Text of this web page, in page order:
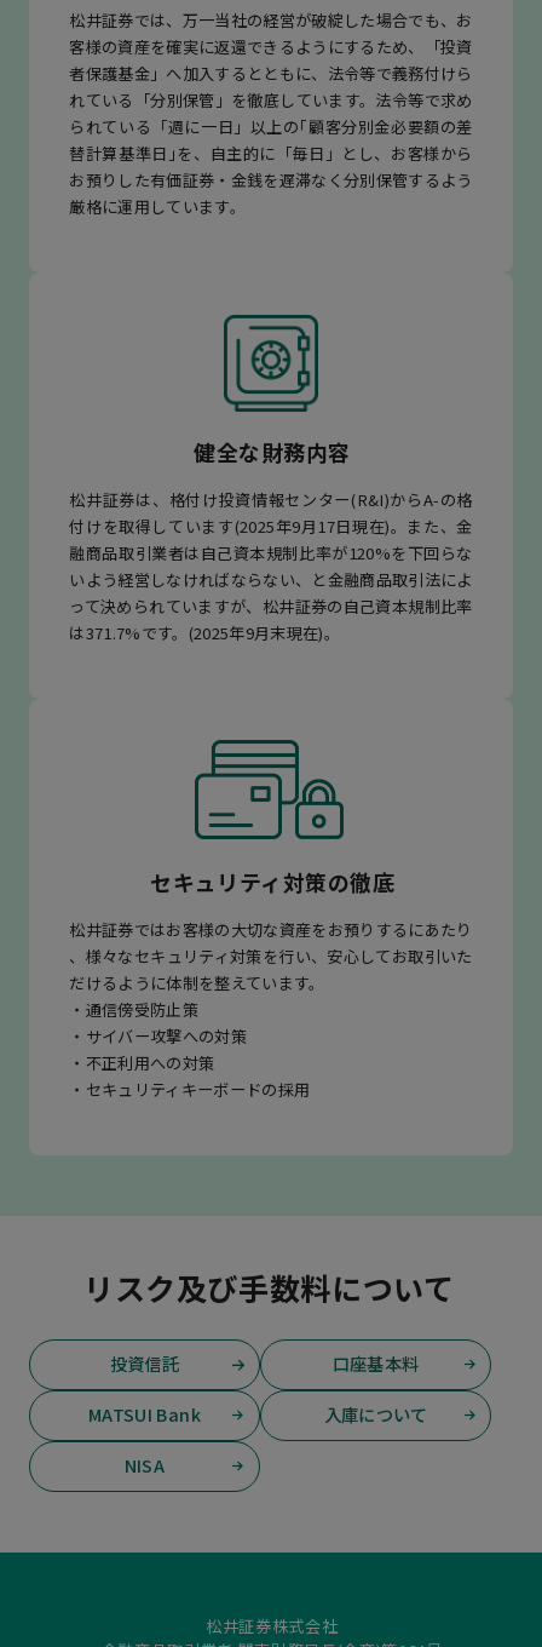
松井証券では、万一当社の経営が破綻した場合でも、お
客様の資産を確実に返還できるようにするため、「投資
者保護基金」へ加入するとともに、法令等で義務付けら
れている「分別保管」を徹底しています。法令等で求め
られている「週に一日」以上の｢顧客分別金必要額の差
替計算基準日｣を、自主的に「毎日」とし、お客様から
お預りした有価証券・金銭を遅滞なく分別保管するよう
厳格に運用しています。
健全な財務内容
松井証券は、格付け投資情報センター(R&I)からA-の格
付けを取得しています(2025年9月17日現在)。また、金
融商品取引業者は自己資本規制比率が120%を下回らな
いよう経営しなければならない、と金融商品取引法によ
って決められていますが、松井証券の自己資本規制比率
は371.7%です。(2025年9月末現在)。
セキュリティ対策の徹底
松井証券ではお客様の大切な資産をお預りするにあたり
、様々なセキュリティ対策を行い、安心してお取引いた
だけるように体制を整えています。
・通信傍受防止策
・サイバー攻撃への対策
・不正利用への対策
・セキュリティキーボードの採用
リスク及び手数料について
投資信託
口座基本料
MATSUI Bank
入庫について
NISA
松井証券株式会社